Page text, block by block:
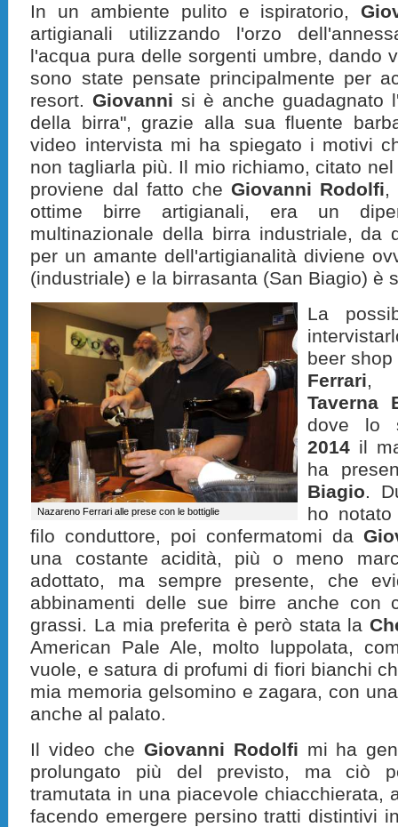
In un ambiente pulito e ispiratorio,
artigianali utilizzando l'orzo
l'acqua pura delle sorgenti umbre, dando
sono state pensate principalmente per
resort. Giovanni si è anche guadagnato
della birra", grazie alla sua fluente
video intervista mi ha spiegato i motivi
non tagliarla più. Il mio richiamo, citato
proviene dal fatto che Giovanni Rodolfi,
ottime birre artigianali, era un
multinazionale della birra industriale, da
per un amante dell'artigianalità diviene
(industriale) e la birrasanta (San Biagio) è
Nazareno Ferrari alle prese con le bottiglie
La
beer shop
Ferrari,
Taverna
dove lo
2014 il
ha
Biagio.
ho
filo conduttore, poi confermatomi da
una costante acidità, più o meno
adottato, ma sempre presente, che
abbinamenti delle sue birre anche con
grassi. La mia preferita è però stata la
American Pale Ale, molto luppolata,
vuole, e satura di profumi di fiori bianchi
mia memoria gelsomino e zagara, con
anche al palato.
Il video che Giovanni Rodolfi mi ha
prolungato più del previsto, ma ciò
tramutata in una piacevole chiacchierata,
facendo emergere persino tratti distintivi